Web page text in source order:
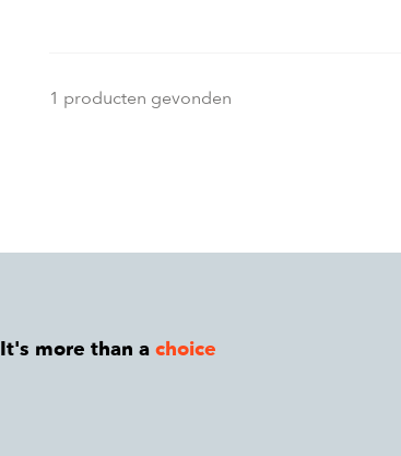
1 producten gevonden
It's more than achoice